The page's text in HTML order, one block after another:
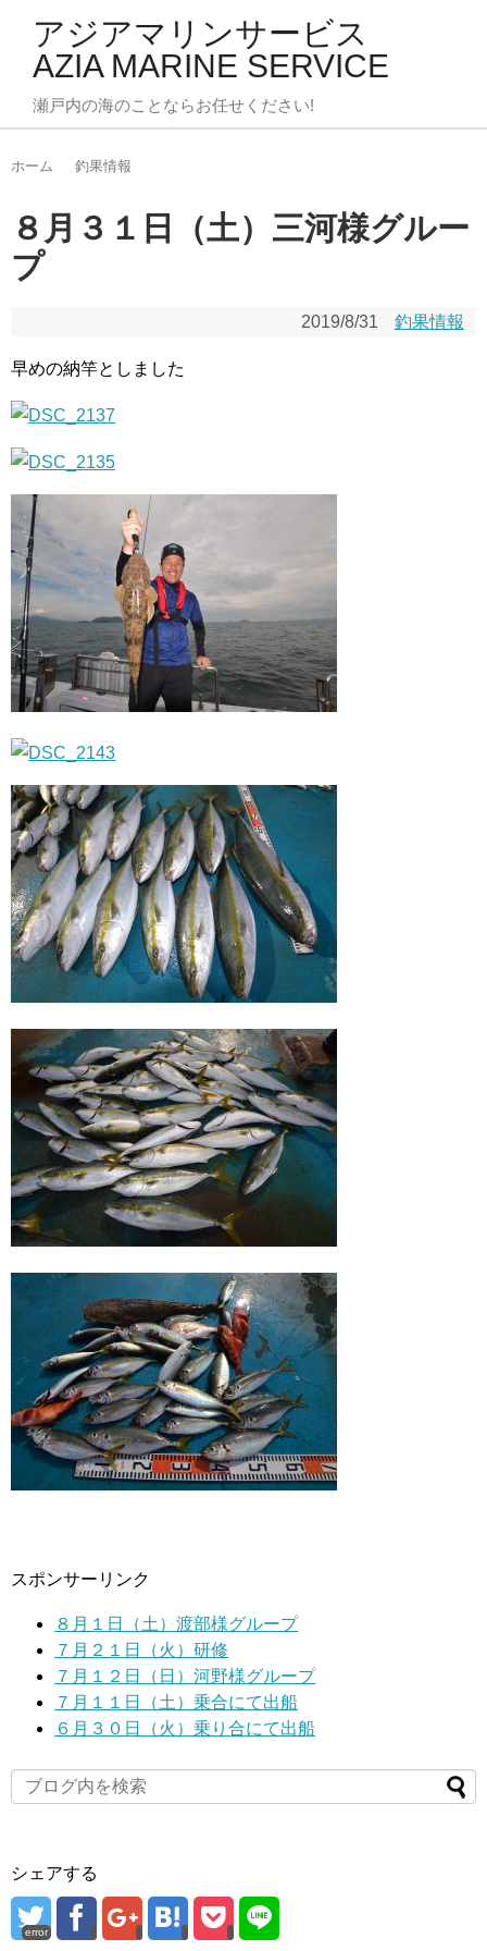
アジアマリンサービス
AZIA MARINE SERVICE
瀬戸内の海のことならお任せください!
ホーム 釣果情報
８月３１日（土）三河様グルー
プ
2019/8/31 釣果情報
早めの納竿としました
スポンサーリンク
８月１日（土）渡部様グループ
７月２１日（火）研修
７月１２日（日）河野様グループ
７月１１日（土）乗合にて出船
６月３０日（火）乗り合にて出船
シェアする
error